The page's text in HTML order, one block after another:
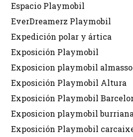
Espacio Playmobil
EverDreamerz Playmobil
Expedición polar y ártica
Exposición Playmobil
Exposicion playmobil
Exposición Playmobil Altura
Exposición Playmobil
Exposicion playmobil
Exposición Playmobil